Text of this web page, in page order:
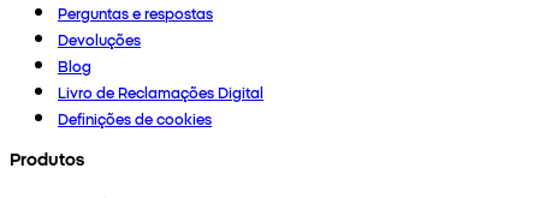
Perguntas e respostas
Devoluções
Blog
Livro de Reclamações Digital
Definições de cookies
Produtos